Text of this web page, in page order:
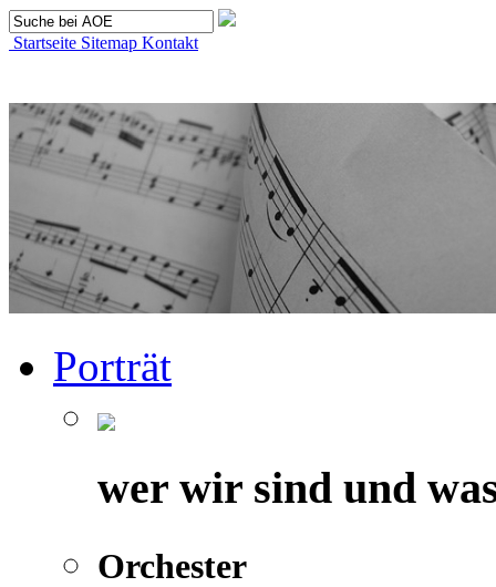
Startseite Sitemap Kontakt
Porträt
wer wir sind und
Orchester